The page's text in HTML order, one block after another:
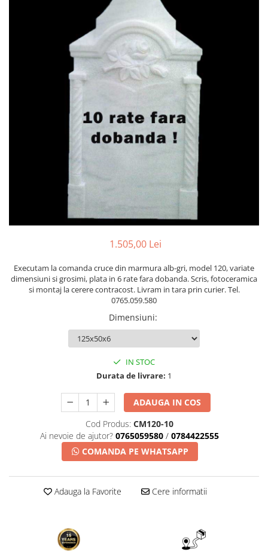
Placute ABS personalizate
Solutii intretinere granit si
1.505,00 Lei
Executam la comanda cruce din marmura alb-gri, model 120, variate
dimensiuni si grosimi, plata in 6 rate fara dobanda. Scris, fotoceramica
si montaj la cerere contracost. Livram in tara prin curier. Tel.
0765.059.580
Dimensiuni:
IN STOC
Durata de livrare: 1
ADAUGA IN COS
Cod Produs: CM120-10
Ai nevoie de ajutor? 0765059580 / 0784422555
COMANDA PE WHATSAPP
Adauga la Favorite Cere informatii